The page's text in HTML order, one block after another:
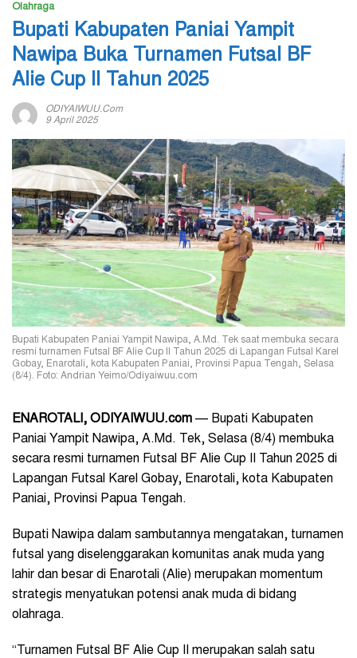
Olahraga
Bupati Kabupaten Paniai Yampit
Nawipa Buka Turnamen Futsal BF
Alie Cup II Tahun 2025
ODIYAIWUU.com
9 April 2025
Bupati Kabupaten Paniai Yampit Nawipa, A.Md. Tek saat membuka secara
resmi turnamen Futsal BF Alie Cup II Tahun 2025 di Lapangan Futsal Karel
Gobay, Enarotali, kota Kabupaten Paniai, Provinsi Papua Tengah, Selasa
(8/4). Foto: Andrian Yeimo/Odiyaiwuu.com
ENAROTALI, ODIYAIWUU.com — Bupati Kabupaten
Paniai Yampit Nawipa, A.Md. Tek, Selasa (8/4) membuka
secara resmi turnamen Futsal BF Alie Cup II Tahun 2025 di
Lapangan Futsal Karel Gobay, Enarotali, kota Kabupaten
Paniai, Provinsi Papua Tengah.
Bupati Nawipa dalam sambutannya mengatakan, turnamen
futsal yang diselenggarakan komunitas anak muda yang
lahir dan besar di Enarotali (Alie) merupakan momentum
strategis menyatukan potensi anak muda di bidang
olahraga.
“Turnamen Futsal BF Alie Cup II merupakan salah satu